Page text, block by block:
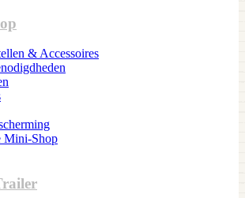
& Accessoires
Mini-Shop